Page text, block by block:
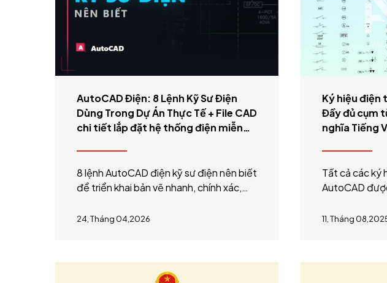
AutoCAD Điện: 8 Lệnh Kỹ Sư Điện
Dùng Trong Dự Án Thực Tế + File CAD
chi tiết lắp đặt hệ thống điện miễn
8 lệnh AutoCAD điện kỹ sư điện nên biết
để triển khai bản vẽ nhanh, chính xác,
lắp đặt điển hình hệ thống điện công
24, Tháng 04,2026
Ký hiệu điện
Đầy đủ cụm
nghĩa Tiếng
Tất cả các ký
AutoCAD
nhẹ công trình
11, Tháng